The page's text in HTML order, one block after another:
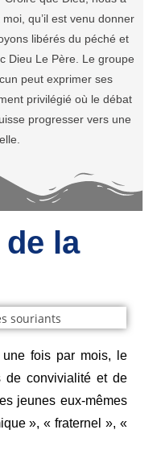
qu’il est venu donner
libérés du péché et
Dieu Le Père. Le groupe
peut exprimer ses
privilégié où le débat
progresser vers une
la
fois par mois, le
de convivialité et de
jeunes eux-mêmes
», « fraternel », «